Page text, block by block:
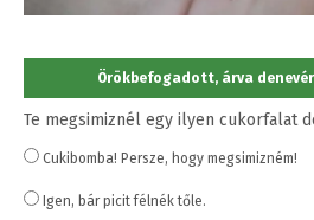
Örökbefogadott, árva
Te megsimiznél egy ilyen cukorfalat
Cukibomba! Persze, hogy megsimizném!
Igen, bár picit félnék tőle.